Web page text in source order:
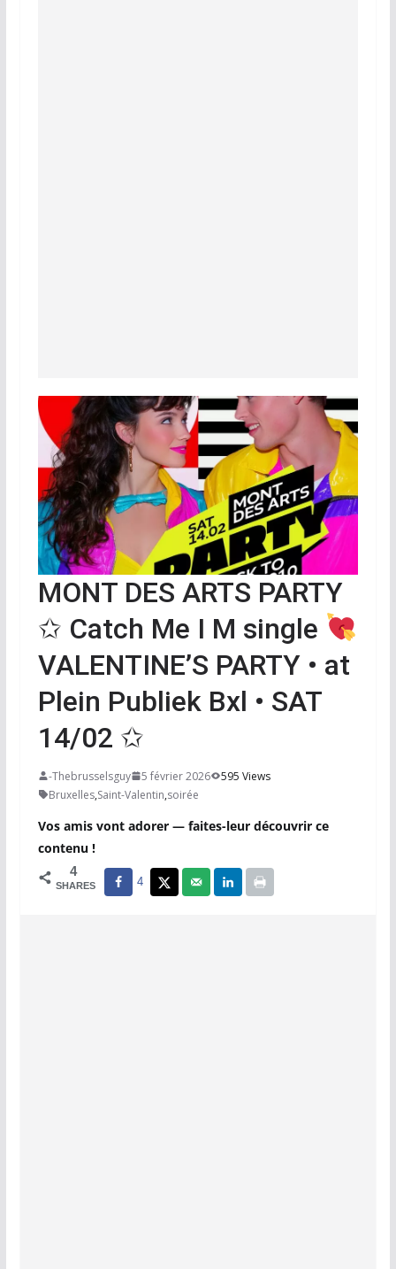
MONT DES ARTS PARTY
✩ Catch Me I M single
VALENTINE’S PARTY • at
Plein Publiek Bxl • SAT
14/02 ✩
-Thebrusselsguy 5 février 2026
595 Views
Bruxelles,Saint-Valentin,soirée
Vos amis vont adorer — faites-leur découvrir ce
contenu !
4
SHARES 4